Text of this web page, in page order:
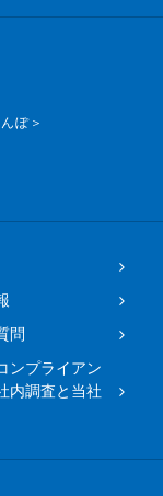
ぽ＞
問
ンプライアン
内調査と当社